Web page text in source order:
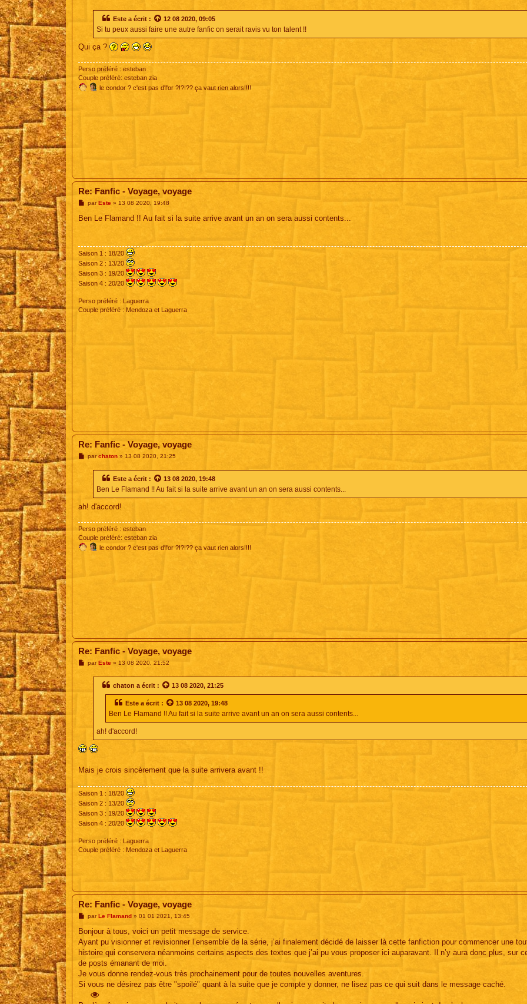
Este a écrit : 12 08 2020, 09:05
Si tu peux aussi faire une autre fanfic on serait ravis vu ton talent !!
Qui ça ?
Perso préféré : esteban
Couple préféré: esteban zia
le condor ? c'est pas d'l'or ?!?!?? ça vaut rien alors!!!!
Re: Fanfic - Voyage, voyage
M
s
parEste» 13 08 2020, 19:48
Ben Le Flamand !! Au fait si la suite arrive avant un an on sera aussi contents...
Saison 1 : 18/20
Saison 2 : 13/20
Saison 3 : 19/20
Saison 4 : 20/20
Perso préféré : Laguerra
Couple préféré : Mendoza et Laguerra
Re: Fanfic - Voyage, voyage
Mparchaton» 13 08 2020, 21:25
Este a écrit : 13 08 2020, 19:48
Ben Le Flamand !! Au fait si la suite arrive avant un an on sera aussi contents...
ah! d'accord!
Perso préféré : esteban
Couple préféré: esteban zia
le condor ? c'est pas d'l'or ?!?!?? ça vaut rien alors!!!!
Re: Fanfic - Voyage, voyage
Mpar Este» 13 08 2020, 21:52
chaton a écrit : 13 08 2020, 21:25
Este a écrit : 13 08 2020, 19:48
Ben Le Flamand !! Au fait si la suite arrive avant un an on sera aussi contents...
ah! d'accord!
Mais je crois sincèrement que la suite arrivera avant !!
Saison 1 : 18/20
Saison 2 : 13/20
Saison 3 : 19/20
Saison 4 : 20/20
Perso préféré : Laguerra
Couple préféré : Mendoza et Laguerra
Re: Fanfic - Voyage, voyage
M
s
a
g
par Le Flamand» 01 01 2021, 13:45
Bonjour à tous, voici un petit message de service.
Ayant pu visionner et revisionner l’ensemble de la série, j’ai finalement décidé de laisser là cette fanfiction pour commencer une
histoire qui conservera néanmoins certains aspects des textes que j’ai pu vous proposer ici auparavant. Il n’y aura donc plus, sur
de posts émanant de moi.
Je vous donne rendez-vous très prochainement pour de toutes nouvelles aventures.
Si vous ne désirez pas être "spoilé" quant à la suite que je compte y donner, ne lisez pas ce qui suit dans le message caché.